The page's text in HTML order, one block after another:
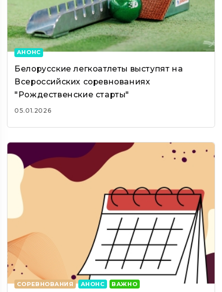
АНОНС
Белорусские легкоатлеты выступят на
Всероссийских соревнованиях
"Рождественские старты"
05.01.2026
СОРЕВНОВАНИЯ АНОНС ВАЖНО